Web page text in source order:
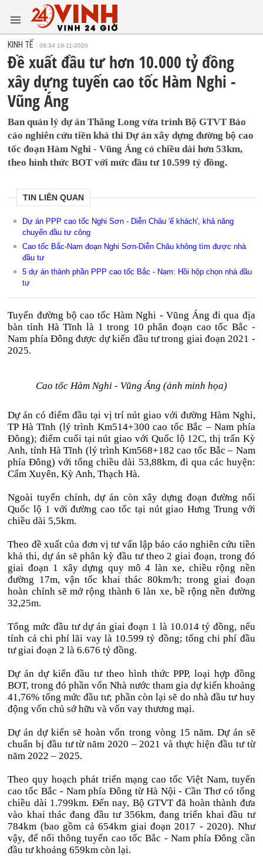
KINH TẾ 08:34 19-11-2020
Đề xuất đầu tư hơn 10.000 tỷ đồng
xây dựng tuyến cao tốc Hàm Nghi -
Vũng Áng
Ban quản lý dự án Thăng Long vừa trình Bộ GTVT Báo
cáo nghiên cứu tiền khả thi Dự án xây dựng đường bộ cao
tốc đoạn Hàm Nghi - Vũng Áng có chiều dài hơn 53km,
theo hình thức BOT với mức đầu tư 10.599 tỷ đồng.
TIN LIÊN QUAN
Dự án PPP cao tốc Nghi Sơn - Diễn Châu 'ế khách', khả năng
chuyển đầu tư công
Cao tốc Bắc-Nam đoạn Nghi Sơn-Diễn Châu không tìm được nhà
đầu tư
5 dự án thành phần PPP cao tốc Bắc - Nam: Hồi hộp chọn nhà đầu
tư
Tuyến đường bộ cao tốc Hàm Nghi - Vũng Áng đi qua địa
bàn tỉnh Hà Tĩnh là 1 trong 10 phân đoạn cao tốc Bắc -
Nam phía Đông được dự kiến đầu tư trong giai đoạn 2021 -
2025.
Cao tốc Hàm Nghi - Vũng Áng (ảnh minh họa)
Dự án có điểm đầu tại vị trí nút giao với đường Hàm Nghi,
TP Hà Tĩnh (lý trình Km514+300 cao tốc Bắc – Nam phía
Đông); điểm cuối tại nút giao với Quốc lộ 12C, thị trấn Kỳ
Anh, tỉnh Hà Tĩnh (lý trình Km568+182 cao tốc Bắc – Nam
phía Đông) với tổng chiều dài 53,88km, đi qua các huyện:
Cẩm Xuyên, Kỳ Anh, Thạch Hà.
Ngoài tuyến chính, dự án còn xây dựng đoạn đường nối
Quốc lộ 1 với đường cao tốc tại nút giao Hưng Trung với
chiều dài 5,5km.
Theo đề xuất của đơn vị tư vấn lập báo cáo nghiên cứu tiền
khả thi, dự án sẽ phân kỳ đầu tư theo 2 giai đoạn, trong đó
giai đoạn 1 xây dựng quy mô 4 làn xe, chiều rộng nền
đường 17m, vận tốc khai thác 80km/h; trong giai đoạn
hoàn chỉnh sẽ mở rộng thành 6 làn xe, bề rộng nền đường
32,25m.
Tổng mức đầu tư dự án giai đoạn 1 là 10.014 tỷ đồng, nếu
tính cả chi phí lãi vay là 10.599 tỷ đồng; tổng chi phí đầu
tư giai đoạn 2 là 6.676 tỷ đồng.
Dự án dự kiến đầu tư theo hình thức PPP, loại hợp đồng
BOT, trong đó phần vốn Nhà nước tham gia dự kiến khoảng
41,76% tổng mức đầu tư; phần còn lại sẽ do nhà đầu tư huy
động vốn chủ sở hữu và vốn vay thương mại.
Dự án dự kiến sẽ hoàn vốn trong vòng 15 năm. Dự án sẽ
chuẩn bị đầu tư từ năm 2020 – 2021 và thực hiện đầu tư từ
năm 2022 – 2025.
Theo quy hoạch phát triển mạng cao tốc Việt Nam, tuyến
cao tốc Bắc - Nam phía Đông từ Hà Nội - Cần Thơ có tổng
chiều dài 1.799km. Đến nay, Bộ GTVT đã hoàn thành đưa
vào khai thác đang đầu tư 356km, đang triển khai đầu tư
784km (bao gồm cả 654km giai đoạn 2017 - 2020). Như
vậy, để nối thông tuyến cao tốc Bắc - Nam phía Đông cần
đầu tư khoảng 659km còn lại.